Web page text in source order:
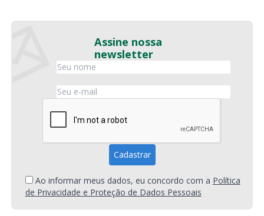
Assine nossa
newsletter
Ao informar meus dados, eu concordo com a Política
de Privacidade e Proteção de Dados Pessoais